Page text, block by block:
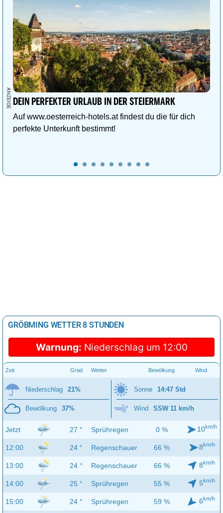
DEIN PERFEKTER URLAUB IN DER STEIERMARK
Auf www.oesterreich-hotels.at findest du die für dich
perfekte Unterkunft bestimmt!
GRÖBMING WETTER 8 STUNDEN
Warnung: Niederschlag um 12:00
Zeit Grad Wetter Bewölkung Wind
Niederschlag 21%
Bewölkung 37%
Sonne 14:47 Std
Wind SSW 11 km/h
Jetzt 27 ° Sprühregen 0 % 10km/h
12:00 24 ° Regenschauer 66 % 8km/h
13:00 24 ° Regenschauer 66 % 8km/h
14:00 25 ° Sprühregen 55 % 5km/h
15:00 24 ° Sprühregen 59 % 6km/h